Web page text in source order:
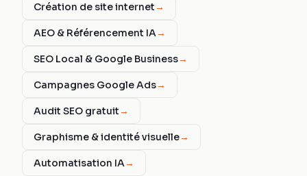
Création de site internet→
AEO & Référencement IA→
SEO Local & Google Business→
Campagnes Google Ads→
Audit SEO gratuit→
Graphisme & identité visuelle→
Automatisation IA→